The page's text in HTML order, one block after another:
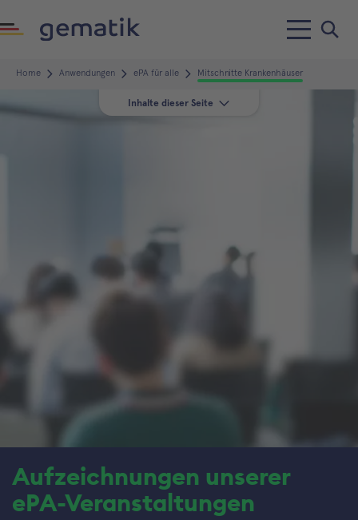
Home Anwendungen ePA für alle Mitschnitte Krankenhäuser
Aufzeichnungen 2026
Inhalte dieser Seite
Aufzeichnungen unserer
ePA-Veranstaltungen